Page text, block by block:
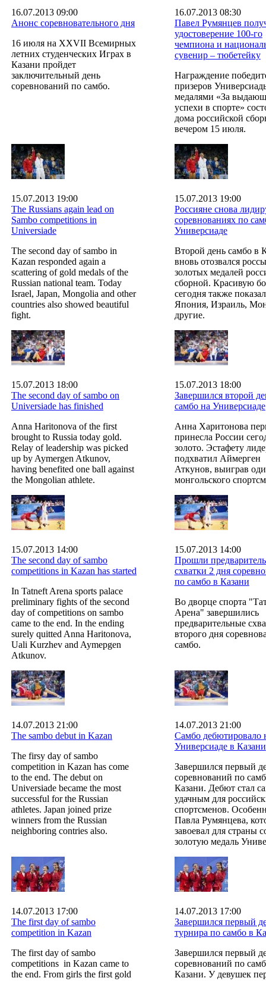
16.07.2013 09:00
Анонс соревновательного дня
16 июля на XXVII Всемирных
летних студенческих Играх в
Казани пройдет
заключительный день
соревнований по самбо.
16.07.2013 08:30
Павел Румянцев
удостоверение 100-го
чемпиона и
сувенир – тюбетейку
Награждение
призеров
медалями «За
успехи в спорте»
дома российской
вечером 15 июля.
15.07.2013 19:00
The Russians again lead on
Sambo competitions in
Universiade
The second day of sambo in
Kazan responded again a
scattering of gold medals of the
Russian national team. Today
Israel, Japan, Mongolia and other
countries also showed beautiful
fight.
15.07.2013 19:00
Россияне снова
соревнованиях по
Универсиаде
Второй день самбо в
вновь отозвался
золотых медалей
сборной. Красивую
сегодня также
Япония, Израиль,
другие.
15.07.2013 18:00
The second day of sambo on
Universiade has finished
Anna Haritonova of the first
brought to Russia today gold.
Relay of leadership was picked
up by Aymergen Atkunov,
having benefited one ball against
the Mongolian athlete.
15.07.2013 18:00
Завершился второй
самбо на Универсиаде
Анна Харитонова
принесла России
золото. Эстафету
подхватил Аймерген
Аткунов, выиграв
монгольского
15.07.2013 14:00
The second day of sambo
competitions in Kazan has started
In Tatneft Arena sports palace
preliminary fights of the second
day of competitions on sambo
came to the end. In the ending
surely quitted Anna Haritonova,
Uali Kurzhev and Aymepgen
Atkunov.
15.07.2013 14:00
Прошли
схватки 2 дня
по самбо в Казани
Во дворце спорта
Арена" завершились
предварительные
второго дня
самбо.
14.07.2013 21:00
The sambo debut in Kazan
The firsy day of sambo
competition in Kazan has come
to the end. The debut on
Universiade became the most
successful for the Russian
athletes. Japan joined prize
winners from the Russian
neighboring contries also.
14.07.2013 21:00
Самбо дебютировало
Универсиаде в Казани
Завершился первый
соревнований по
Казани. Дебют стал
удачным для
спортсменов.
Павла Румянцева,
завоевал для страны
золотую медаль
14.07.2013 17:00
The first day of sambo
competition in Kazan
The first day of sambo
competitions in Kazan came to
the end. From girls the first gold
14.07.2013 17:00
Завершился первый
турнира по самбо в
Завершился первый
соревнований по
Казани. У девушек